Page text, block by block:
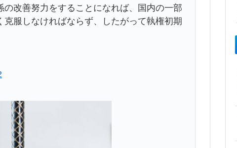
改善努力をすることになれば、国内の一部
服しなければならず、したがって執権初期